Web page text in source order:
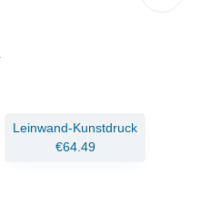
Leinwand-Kunstdruck
€64.49